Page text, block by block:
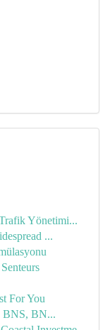
Yönetimi...
...
For You
BNS, BN...